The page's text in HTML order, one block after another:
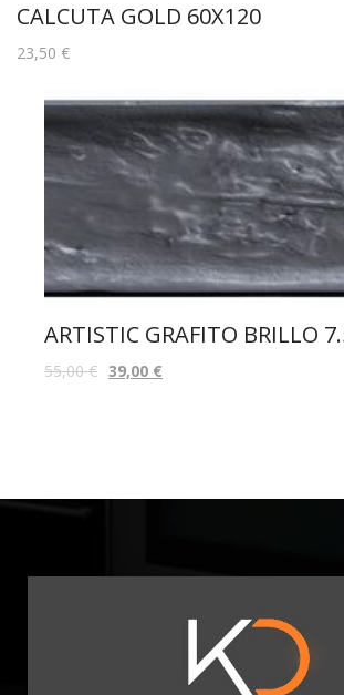
CALCUTA GOLD 60X120
23,50 €
ARTISTIC GRAFITO BRILLO
55,00€ 39,00 €